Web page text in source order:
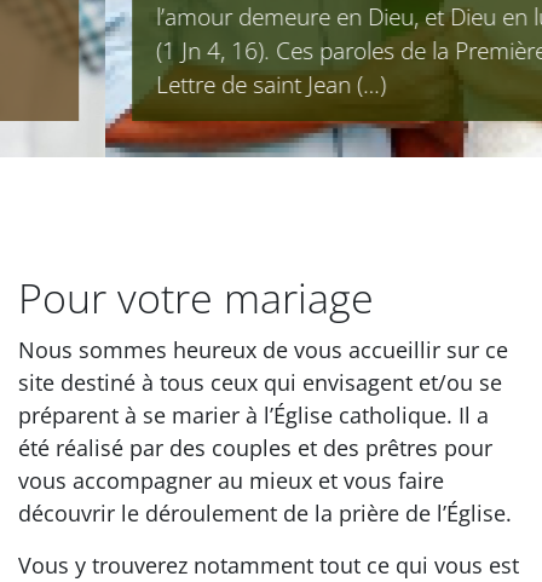
l’amour demeure en Dieu, et Dieu en lui »
(1 Jn 4, 16). Ces paroles de la Première
Lettre de saint Jean (…)
Pour votre mariage
Nous sommes heureux de vous accueillir sur ce
site destiné à tous ceux qui envisagent et/ou se
préparent à se marier à l’Église catholique. Il a
été réalisé par des couples et des prêtres pour
vous accompagner au mieux et vous faire
découvrir le déroulement de la prière de l’Église.
Vous y trouverez notamment tout ce qui vous est